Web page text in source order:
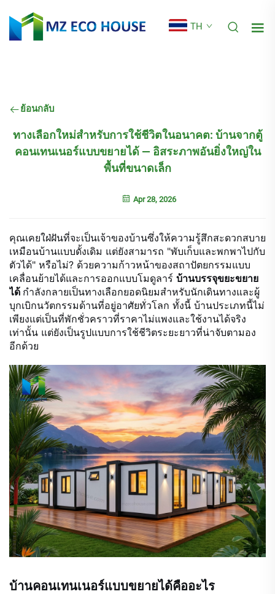
TH
ย้อนกลับ
ทางเลือกใหม่สำหรับการใช้ชีวิตในอนาคต: บ้านจากตู้
คอนเทนเนอร์แบบขยายได้ — อิสระภาพอันยิ่งใหญ่ใน
พื้นที่ขนาดเล็ก
Apr 28, 2026
คุณเคยใฝ่ฝันที่จะเป็นเจ้าของบ้านซึ่งให้ความรู้สึกสะดวกสบาย
เหมือนบ้านแบบดั้งเดิม แต่ยังสามารถ "พับเก็บและพกพาไปกับ
ตัวได้" หรือไม่? ด้วยความก้าวหน้าของสถาปัตยกรรมแบบ
เคลื่อนย้ายได้และการออกแบบโมดูลาร์ บ้านบรรจุขยะขยาย
ได้ กำลังกลายเป็นทางเลือกยอดนิยมสำหรับนักเดินทางและผู้
บุกเบิกนวัตกรรมด้านที่อยู่อาศัยทั่วโลก ทั้งนี้ บ้านประเภทนี้ไม่
เพียงแต่เป็นที่พักชั่วคราวที่ราคาไม่แพงและใช้งานได้จริง
เท่านั้น แต่ยังเป็นรูปแบบการใช้ชีวิตระยะยาวที่น่าจับตามอง
อีกด้วย
บ้านคอนเทนเนอร์แบบขยายได้คืออะไร